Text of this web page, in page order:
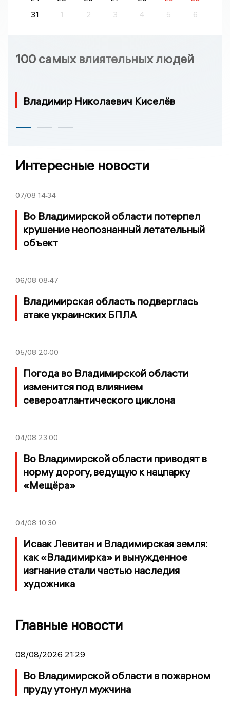
31
1 2 3 4 5 6
100 самых влиятельных людей
Владимир Николаевич Киселёв
Интересные новости
07/08 14:34
Во Владимирской области потерпел
крушение неопознанный летательный
объект
06/08 08:47
Владимирская область подверглась
атаке украинских БПЛА
05/08 20:00
Погода во Владимирской области
изменится под влиянием
североатлантического циклона
04/08 23:00
Во Владимирской области приводят в
норму дорогу, ведущую к нацпарку
«Мещёра»
04/08 10:30
Исаак Левитан и Владимирская земля:
как «Владимирка» и вынужденное
изгнание стали частью наследия
художника
Главные новости
08/08/2026 21:29
Во Владимирской области в пожарном
пруду утонул мужчина